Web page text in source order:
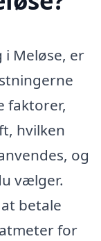
Meløse, er
faktorer,
hvilken
og
vælger.
betale
for